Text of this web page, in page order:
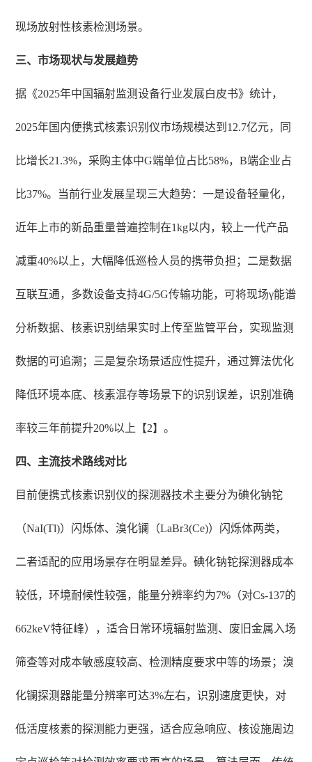
现场放射性核素检测场景。
三、市场现状与发展趋势
据《2025年中国辐射监测设备行业发展白皮书》统计，
2025年国内便携式核素识别仪市场规模达到12.7亿元，同
比增长21.3%，采购主体中G端单位占比58%，B端企业占
比37%。当前行业发展呈现三大趋势：一是设备轻量化，
近年上市的新品重量普遍控制在1kg以内，较上一代产品
减重40%以上，大幅降低巡检人员的携带负担；二是数据
互联互通，多数设备支持4G/5G传输功能，可将现场γ能谱
分析数据、核素识别结果实时上传至监管平台，实现监测
数据的可追溯；三是复杂场景适应性提升，通过算法优化
降低环境本底、核素混存等场景下的识别误差，识别准确
率较三年前提升20%以上【2】。
四、主流技术路线对比
目前便携式核素识别仪的探测器技术主要分为碘化钠铊
（NaI(Tl)）闪烁体、溴化镧（LaBr3(Ce)）闪烁体两类，
二者适配的应用场景存在明显差异。碘化钠铊探测器成本
较低，环境耐候性较强，能量分辨率约为7%（对Cs-137的
662keV特征峰），适合日常环境辐射监测、废旧金属入场
筛查等对成本敏感度较高、检测精度要求中等的场景；溴
化镧探测器能量分辨率可达3%左右，识别速度更快，对
低活度核素的探测能力更强，适合应急响应、核设施周边